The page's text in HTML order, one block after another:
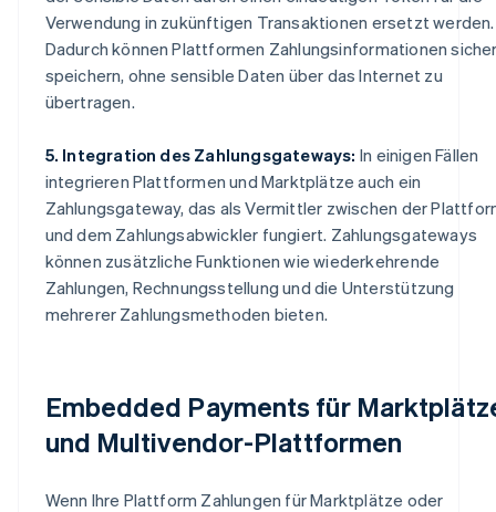
Verwendung in zukünftigen Transaktionen ersetzt werden.
Dadurch können Plattformen Zahlungsinformationen
speichern, ohne sensible Daten über das Internet zu
übertragen.
5. Integration des Zahlungsgateways: In einigen Fällen
integrieren Plattformen und Marktplätze auch ein
Zahlungsgateway, das als Vermittler zwischen der
und dem Zahlungsabwickler fungiert. Zahlungsgateways
können zusätzliche Funktionen wie wiederkehrende
Zahlungen, Rechnungsstellung und die Unterstützung
mehrerer Zahlungsmethoden bieten.
Embedded Payments für
und Multivendor-Plattformen
Wenn Ihre Plattform Zahlungen für Marktplätze oder